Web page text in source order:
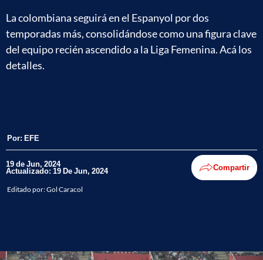
La colombiana seguirá en el Espanyol por dos
temporadas más, consolidándose como una figura clave
del equipo recién ascendido a la Liga Femenina. Acá los
detalles.
Por: EFE
19 de Jun, 2024
Actualizado: 19 De Jun, 2024 Compartir
Editado por:Gol Caracol